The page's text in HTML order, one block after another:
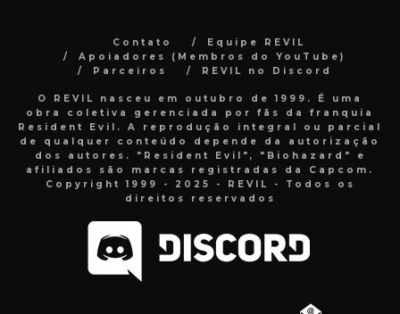
Contato
Equipe REVIL
Apoiadores (Membros do YouTube)
Parceiros
REVIL no Discord
O REVIL nasceu em outubro de 1999. É uma
obra coletiva gerenciada por fãs da franquia
Resident Evil. A reprodução integral ou parcial
de qualquer conteúdo depende da autorização
dos autores. "Resident Evil", "Biohazard" e
afiliados são marcas registradas da Capcom.
Copyright 1999 - 2025 - REVIL - Todos os
direitos reservados